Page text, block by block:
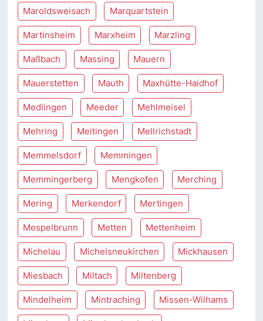
Maroldsweisach Marquartstein
Martinsheim Marxheim Marzling
Maßbach Massing Mauern
Mauerstetten Mauth Maxhütte-Haidhof
Medlingen Meeder Mehlmeisel
Mehring Meitingen Mellrichstadt
Memmelsdorf Memmingen
Memmingerberg Mengkofen Merching
Mering Merkendorf Mertingen
Mespelbrunn Metten Mettenheim
Michelau Michelsneukirchen Mickhausen
Miesbach Miltach Miltenberg
Mindelheim Mintraching Missen-Wilhams